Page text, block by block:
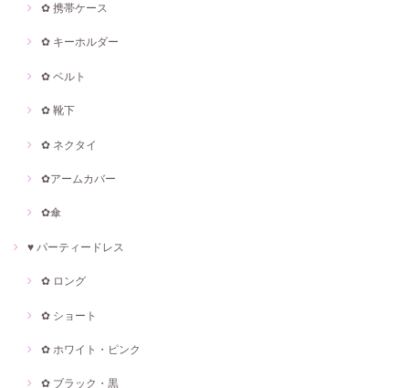
✿ 携帯ケース
✿ キーホルダー
✿ ベルト
✿ 靴下
✿ ネクタイ
✿アームカバー
✿傘
♥ パーティードレス
✿ ロング
✿ ショート
✿ ホワイト・ピンク
✿ ブラック・黒